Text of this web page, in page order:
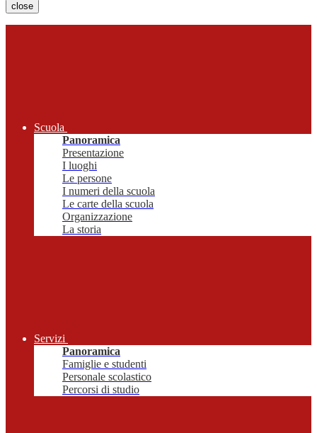
close
Scuola
Panoramica
Presentazione
I luoghi
Le persone
I numeri della scuola
Le carte della scuola
Organizzazione
La storia
Servizi
Panoramica
Famiglie e studenti
Personale scolastico
Percorsi di studio